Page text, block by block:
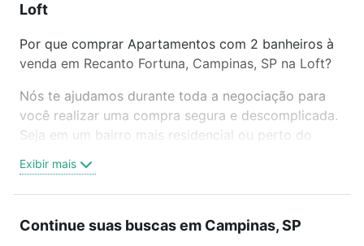
Loft
Por que comprar Apartamentos com 2 banheiros à
venda em Recanto Fortuna, Campinas, SP na Loft?
Nós te ajudamos durante toda a negociação para
você realizar uma compra segura e descomplicada.
Seja em um bairro mais residencial ou perto do
oferta ideal de Apartamentos com 2 banheiros à
venda em Recanto Fortuna, Campinas, SP para
ou por videochamada, é grátis, sem compromisso e
Exibir mais
Continue suas buscas em Campinas, SP